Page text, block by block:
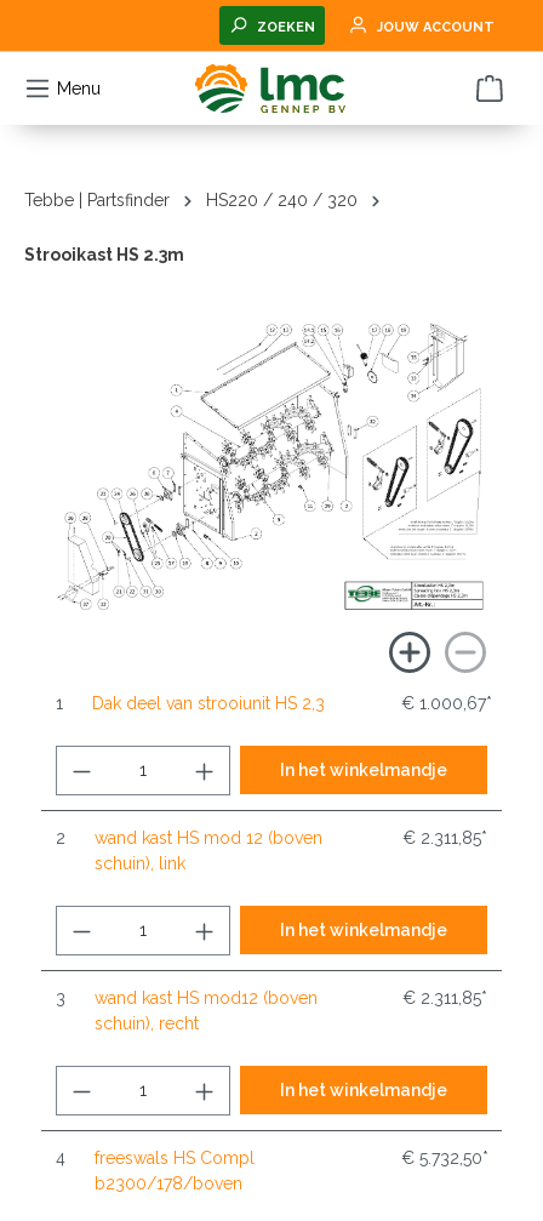
ZOEKEN JOUW ACCOUNT
Menu
Tebbe | Partsfinder HS220 / 240 / 320
Strooikast HS 2.3m
1 Dak deel van strooiunit HS 2,3 € 1.000,67*
In het winkelmandje
2
wand kast HS mod 12 (boven
schuin), link
€ 2.311,85*
In het winkelmandje
3
wand kast HS mod12 (boven
schuin), recht
€ 2.311,85*
In het winkelmandje
4
freeswals HS Compl
b2300/178/boven
€ 5.732,50*